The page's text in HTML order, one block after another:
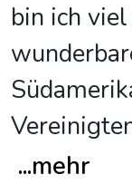
bin ich
...mehr